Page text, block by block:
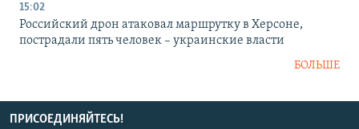
15:02
Российский дрон атаковал маршрутку в Херсоне,
пострадали пять человек – украинские власти
БОЛЬШЕ
ПРИСОЕДИНЯЙТЕСЬ!